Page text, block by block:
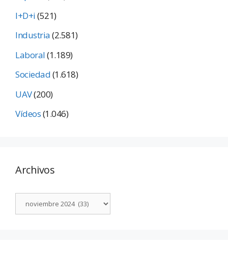
I+D+i(521)
Industria(2.581)
Laboral(1.189)
Sociedad(1.618)
UAV(200)
Vídeos(1.046)
Archivos